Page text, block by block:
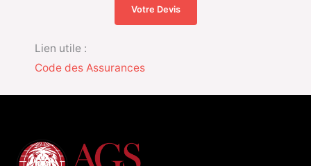
Votre Devis
Lien utile :
Code des Assurances